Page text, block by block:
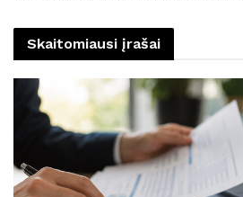
Skaitomiausi įrašai